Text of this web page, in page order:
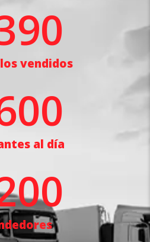
vendidos
al día